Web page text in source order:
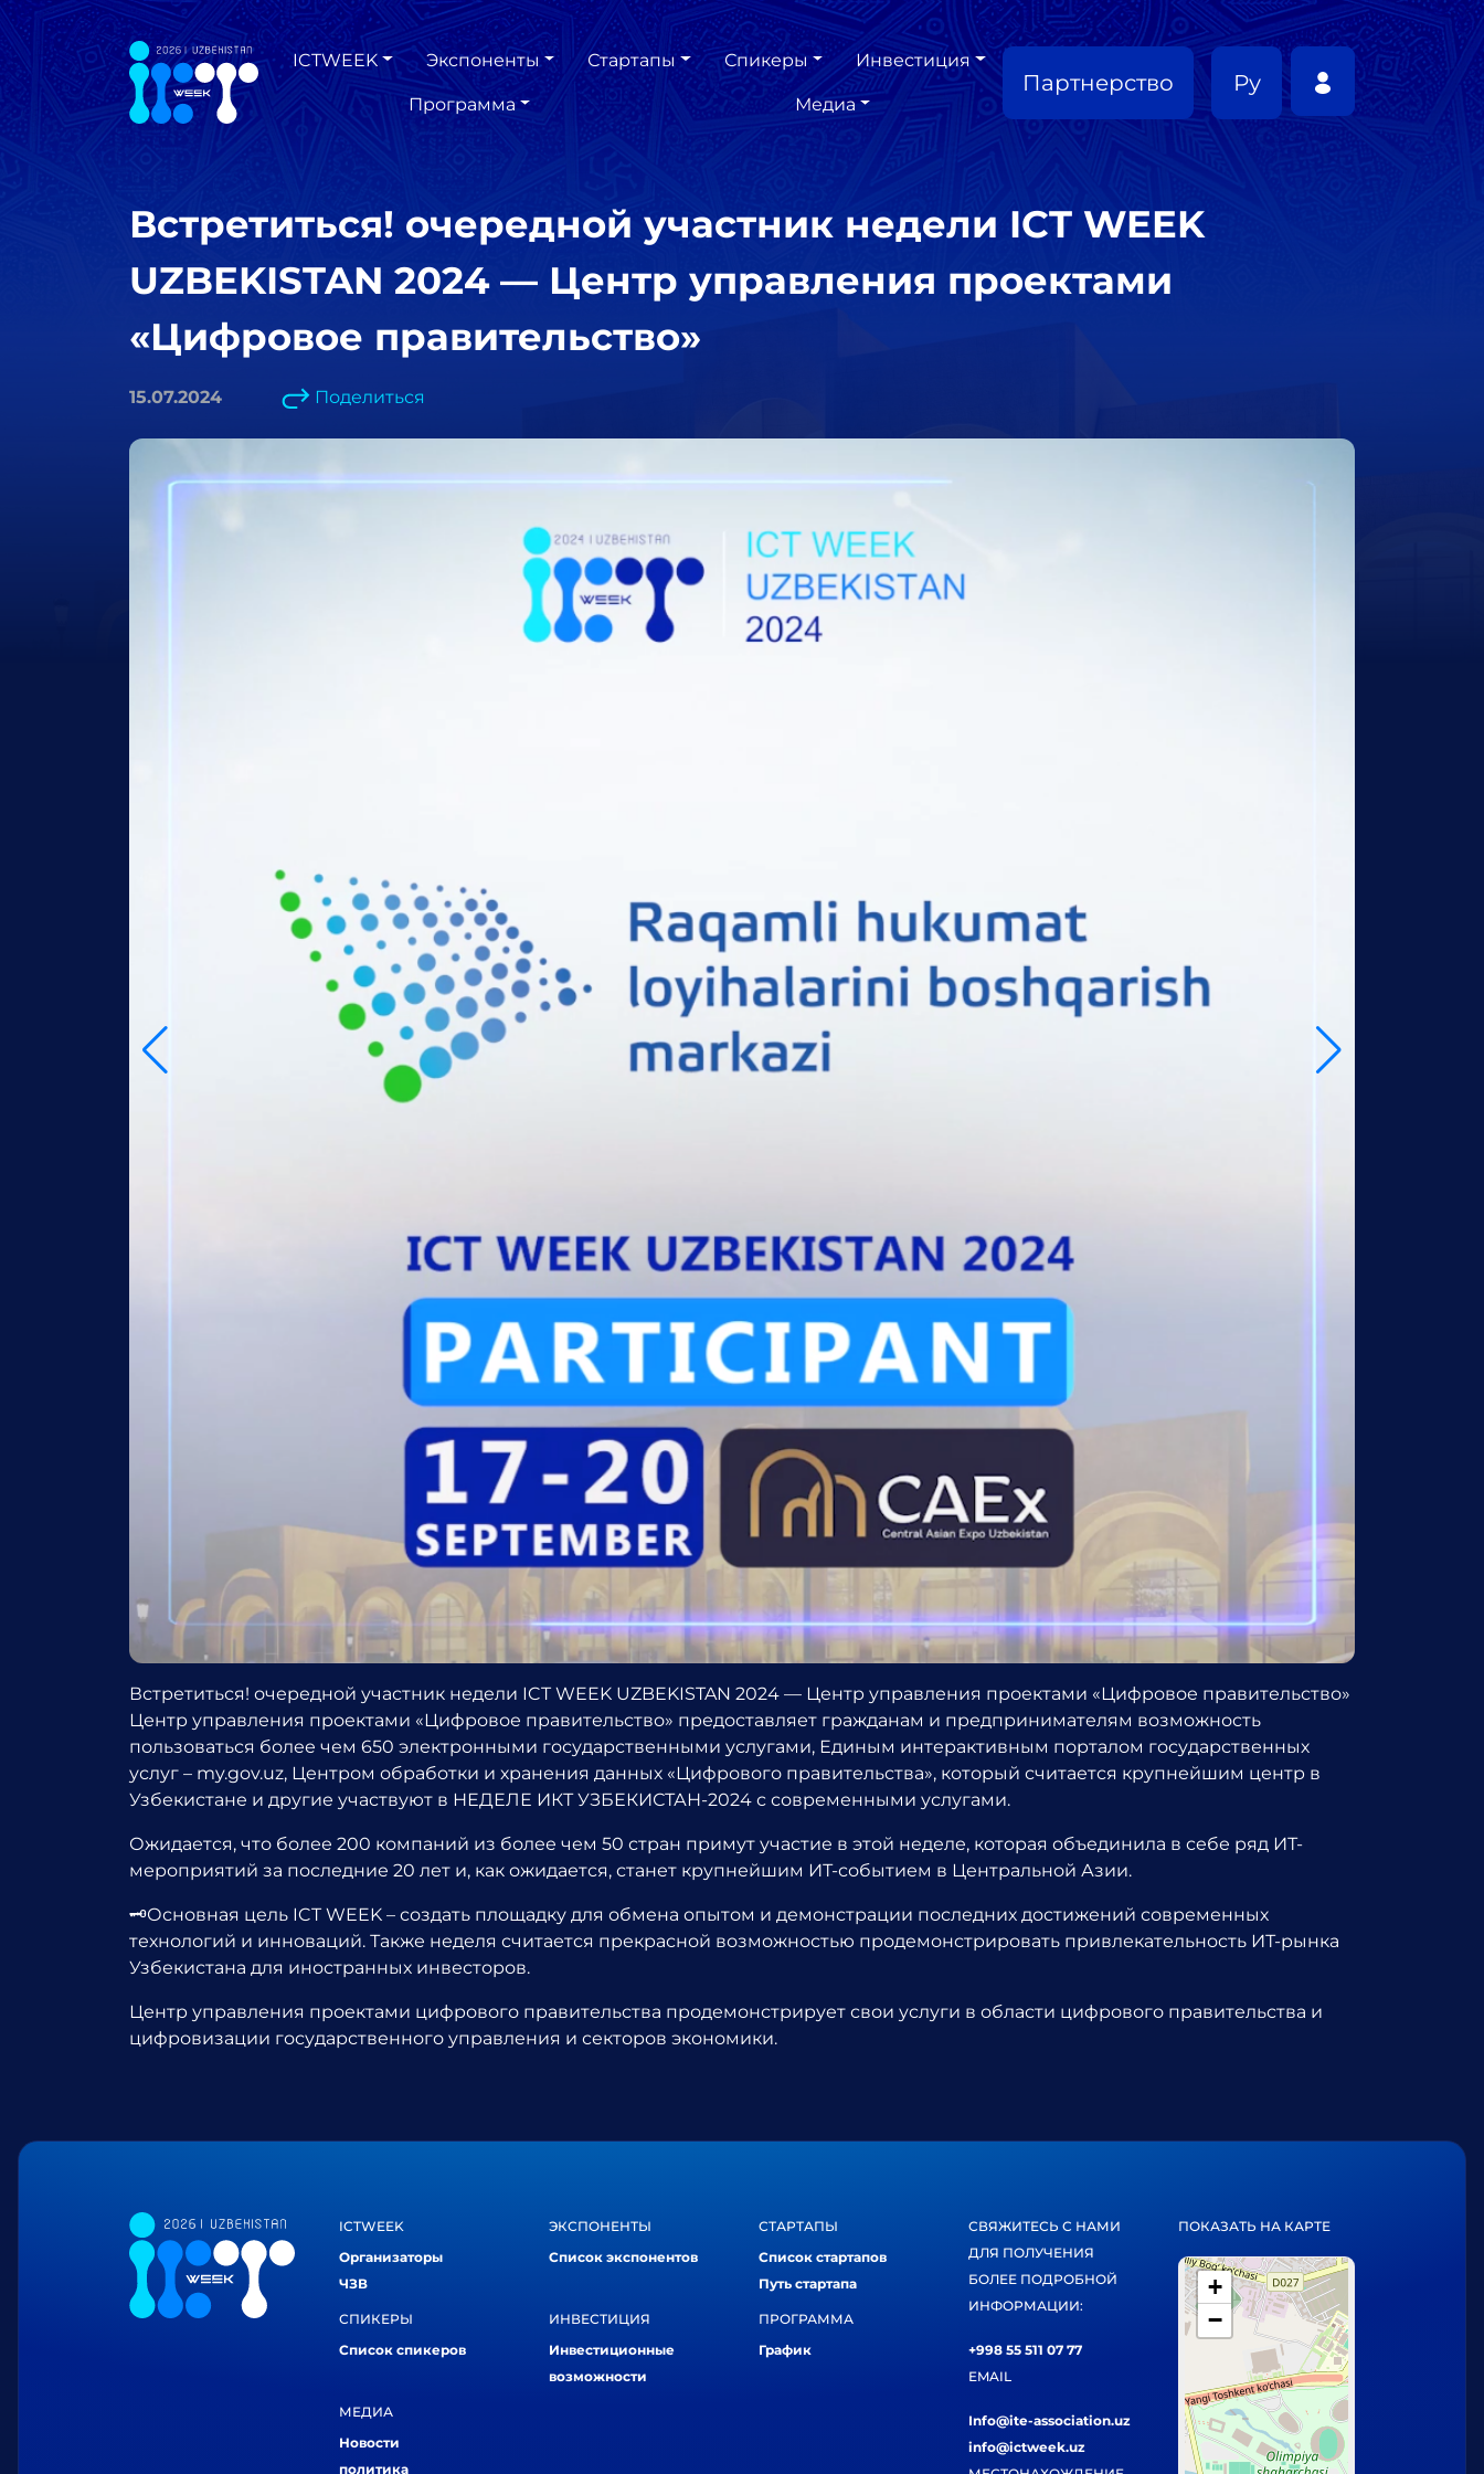
ICTWEEK Экспоненты Стартапы Спикеры Инвестиция
Программа Медиа
Партнерство Ру
Встретиться! очередной участник недели ICT WEEK
UZBEKISTAN 2024 — Центр управления проектами
«Цифровое правительство»
15.07.2024 Поделиться
Встретиться! очередной участник недели ICT WEEK UZBEKISTAN 2024 — Центр управления проектами «Цифровое правительство»
Центр управления проектами «Цифровое правительство» предоставляет гражданам и предпринимателям возможность
пользоваться более чем 650 электронными государственными услугами, Единым интерактивным порталом государственных
услуг – my.gov.uz, Центром обработки и хранения данных «Цифрового правительства», который считается крупнейшим центр в
Узбекистане и другие участвуют в НЕДЕЛЕ ИКТ УЗБЕКИСТАН-2024 с современными услугами.
Ожидается, что более 200 компаний из более чем 50 стран примут участие в этой неделе, которая объединила в себе ряд ИТ-
мероприятий за последние 20 лет и, как ожидается, станет крупнейшим ИТ-событием в Центральной Азии.
🗝Основная цель ICT WEEK – создать площадку для обмена опытом и демонстрации последних достижений современных
технологий и инноваций. Также неделя считается прекрасной возможностью продемонстрировать привлекательность ИТ-рынка
Узбекистана для иностранных инвесторов.
Центр управления проектами цифрового правительства продемонстрирует свои услуги в области цифрового правительства и
цифровизации государственного управления и секторов экономики.
ICTWEEK
Организаторы
ЧЗВ
ЭКСПОНЕНТЫ
Список экспонентов
СТАРТАПЫ
Список стартапов
Путь стартапа
СПИКЕРЫ
Список спикеров
ИНВЕСТИЦИЯ
Инвестиционные
возможности
ПРОГРАММА
График
МЕДИА
Новости
политика
СВЯЖИТЕСЬ С НАМИ
ДЛЯ ПОЛУЧЕНИЯ
БОЛЕЕ ПОДРОБНОЙ
ИНФОРМАЦИИ:
+998 55 511 07 77
EMAIL
Info@ite-association.uz
info@ictweek.uz
ПОКАЗАТЬ НА КАРТЕ
+
−